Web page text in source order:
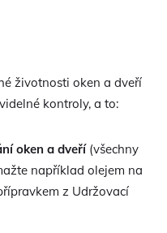
životnosti oken a dveří
kontroly, a to:
oken a dveří(všechny
například olejem na
z Udržovací